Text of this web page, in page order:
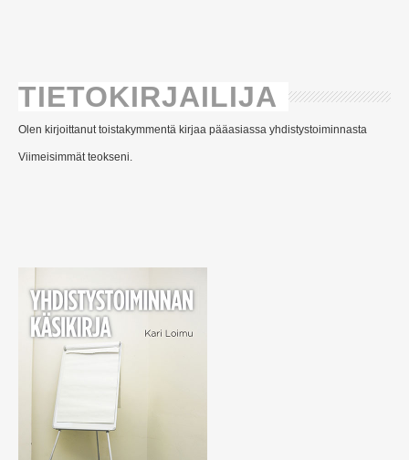
TIETOKIRJAILIJA
Olen kirjoittanut toistakymmentä kirjaa pääasiassa yhdistystoiminnasta
Viimeisimmät teokseni.